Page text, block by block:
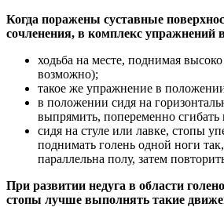
Когда поражены суставные
сочленения, в комплекс упражнений
ходьба на месте, поднимая
возможно);
такое же упражнение в
в положении сидя на
выпрямить, попеременно сгибать
сидя на стуле или лавке, стопы
поднимать голень одной ноги
параллельна полу, затем
При развитии недуга в области
стопы лучше выполнять такие